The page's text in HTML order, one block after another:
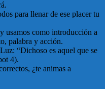
para llenar de ese placer tu
usamos como introducción a
palabra y acción.
“Dichoso es aquel que se
4).
¿te animas a